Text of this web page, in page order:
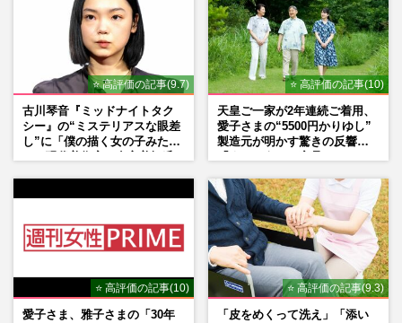
れぞ“カメレオン女優”…
週刊女性PRIME 2024/12/18
松田龍平との明暗別れる松田翔太、不仲・
別居報じられた妻・秋元梢と元サヤへ『リ
ックオウエンス』主催のハ…
週刊女性2023年11月14日号 2023/10/31
松田翔太と秋元梢に“別居”報道、妹・ゆう
姫は「歩きタバコ注意されて逆ギレ」の俺
様気質に不安
週刊女性PRIME 2022/5/26
⭐ 高評価の記事(9.7)
古川琴音『ミッドナイトタク
シー』の“ミステリアスな眼差
し”に「僕の描く女の子みた
⭐ 高評価の記事(10)
天皇ご一家が2年連続ご着用、
愛子さまの“5500円かりゆし”
製造元が明かす驚きの反響
⭐ 高評価の記事(10)
愛子さま、雅子さまの「30年
⭐ 高評価の記事(9.3)
「皮をめくって洗え」「添い